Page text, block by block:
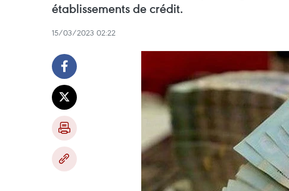
établissements de crédit.
15/03/2023 02:22